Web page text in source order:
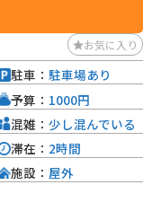
お気に入り
駐車： 駐車場あり
予算： 1000円
混雑： 少し混んでいる
滞在： 2時間
施設： 屋外